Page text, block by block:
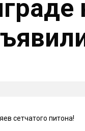
сетчатого питона!